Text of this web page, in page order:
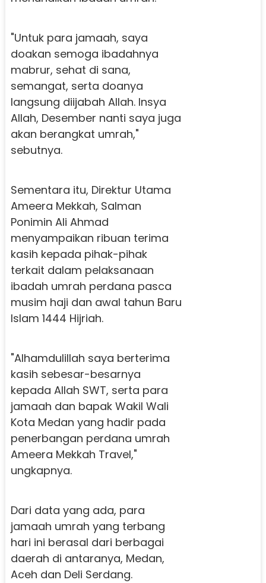
"Untuk para jamaah, saya
doakan semoga ibadahnya
mabrur, sehat di sana,
semangat, serta doanya
langsung diijabah Allah. Insya
Allah, Desember nanti saya juga
akan berangkat umrah,"
sebutnya.
Sementara itu, Direktur Utama
Ameera Mekkah, Salman
Ponimin Ali Ahmad
menyampaikan ribuan terima
kasih kepada pihak-pihak
terkait dalam pelaksanaan
ibadah umrah perdana pasca
musim haji dan awal tahun Baru
Islam 1444 Hijriah.
"Alhamdulillah saya berterima
kasih sebesar-besarnya
kepada Allah SWT, serta para
jamaah dan bapak Wakil Wali
Kota Medan yang hadir pada
penerbangan perdana umrah
Ameera Mekkah Travel,"
ungkapnya.
Dari data yang ada, para
jamaah umrah yang terbang
hari ini berasal dari berbagai
daerah di antaranya, Medan,
Aceh dan Deli Serdang.